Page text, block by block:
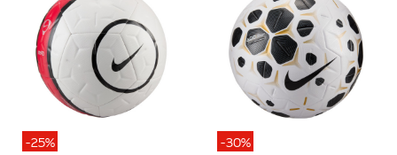
-25%
-30%